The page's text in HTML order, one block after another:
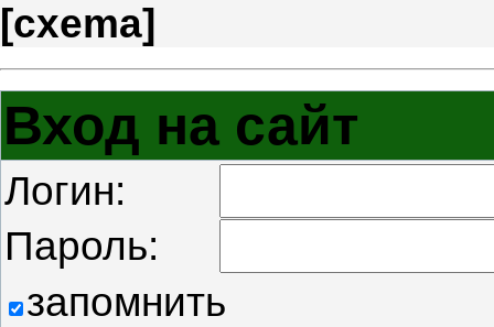
[cxema]
Вход на сайт
Логин:
Пароль:
запомнить